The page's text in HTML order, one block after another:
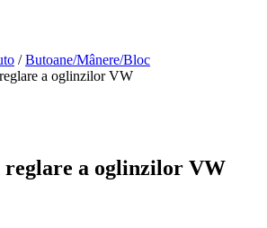
/Butoane/Mânere/Bloc
a oglinzilor VW
reglare a oglinzilor VW